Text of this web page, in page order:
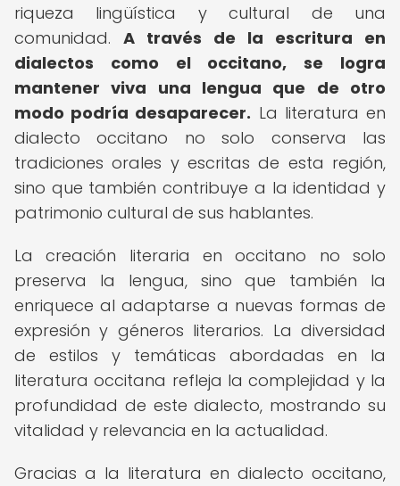
riqueza lingüística y cultural de una
comunidad. A través de la escritura en
dialectos como el occitano, se logra
mantener viva una lengua que de otro
modo podría desaparecer. La literatura en
dialecto occitano no solo conserva las
tradiciones orales y escritas de esta región,
sino que también contribuye a la identidad y
patrimonio cultural de sus hablantes.
La creación literaria en occitano no solo
preserva la lengua, sino que también la
enriquece al adaptarse a nuevas formas de
expresión y géneros literarios. La diversidad
de estilos y temáticas abordadas en la
literatura occitana refleja la complejidad y la
profundidad de este dialecto, mostrando su
vitalidad y relevancia en la actualidad.
Gracias a la literatura en dialecto occitano,